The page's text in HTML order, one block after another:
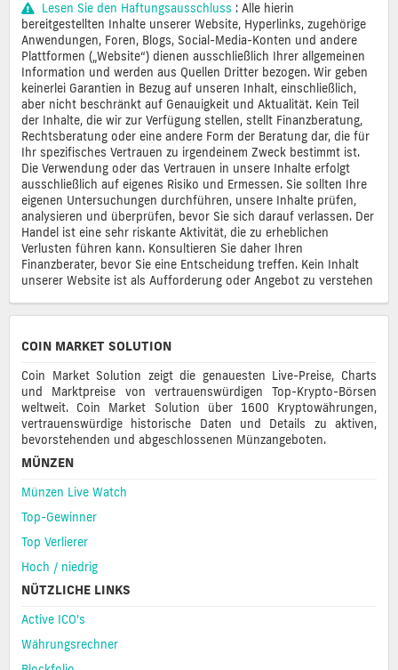
Lesen Sie den Haftungsausschluss : Alle hierin
bereitgestellten Inhalte unserer Website, Hyperlinks, zugehörige
Anwendungen, Foren, Blogs, Social-Media-Konten und andere
Plattformen („Website“) dienen ausschließlich Ihrer allgemeinen
Information und werden aus Quellen Dritter bezogen. Wir geben
keinerlei Garantien in Bezug auf unseren Inhalt, einschließlich,
aber nicht beschränkt auf Genauigkeit und Aktualität. Kein Teil
der Inhalte, die wir zur Verfügung stellen, stellt Finanzberatung,
Rechtsberatung oder eine andere Form der Beratung dar, die für
Ihr spezifisches Vertrauen zu irgendeinem Zweck bestimmt ist.
Die Verwendung oder das Vertrauen in unsere Inhalte erfolgt
ausschließlich auf eigenes Risiko und Ermessen. Sie sollten Ihre
eigenen Untersuchungen durchführen, unsere Inhalte prüfen,
analysieren und überprüfen, bevor Sie sich darauf verlassen. Der
Handel ist eine sehr riskante Aktivität, die zu erheblichen
Verlusten führen kann. Konsultieren Sie daher Ihren
Finanzberater, bevor Sie eine Entscheidung treffen. Kein Inhalt
unserer Website ist als Aufforderung oder Angebot zu verstehen
COIN MARKET SOLUTION
Coin Market Solution zeigt die genauesten Live-Preise, Charts
und Marktpreise von vertrauenswürdigen Top-Krypto-Börsen
weltweit. Coin Market Solution über 1600 Kryptowährungen,
vertrauenswürdige historische Daten und Details zu aktiven,
bevorstehenden und abgeschlossenen Münzangeboten.
MÜNZEN
Münzen Live Watch
Top-Gewinner
Top Verlierer
Hoch / niedrig
NÜTZLICHE LINKS
Active ICO's
Währungsrechner